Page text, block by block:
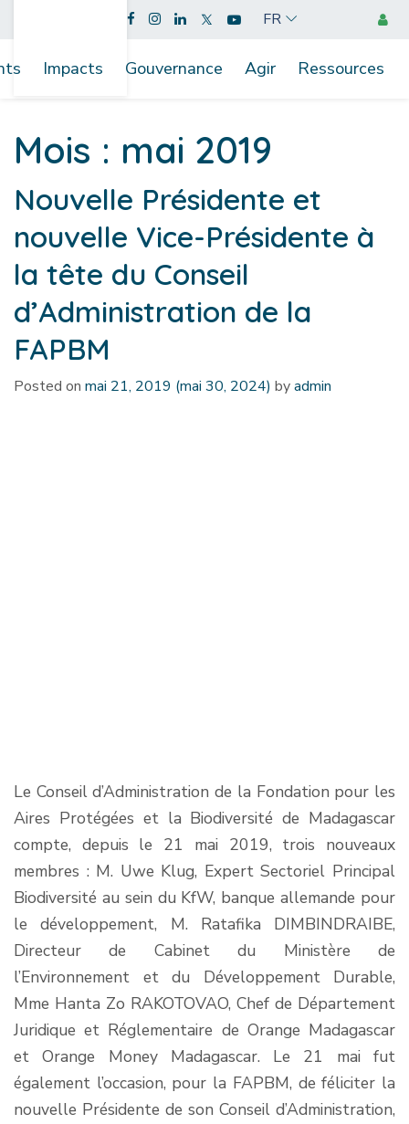
FR
Impacts Gouvernance Agir Ressources
Mois : mai 2019
Nouvelle Présidente et
nouvelle Vice-Présidente à
la tête du Conseil
d’Administration de la
FAPBM
Posted on mai 21, 2019 (mai 30, 2024) byadmin
Le Conseil d’Administration de la Fondation pour les
Aires Protégées et la Biodiversité de Madagascar
compte, depuis le 21 mai 2019, trois nouveaux
membres : M. Uwe Klug, Expert Sectoriel Principal
Biodiversité au sein du KfW, banque allemande pour
le développement, M. Ratafika DIMBINDRAIBE,
Directeur de Cabinet du Ministère de
l’Environnement et du Développement Durable,
Mme Hanta Zo RAKOTOVAO, Chef de Département
Juridique et Réglementaire de Orange Madagascar
et Orange Money Madagascar. Le 21 mai fut
également l’occasion, pour la FAPBM, de féliciter la
nouvelle Présidente de son Conseil d’Administration,